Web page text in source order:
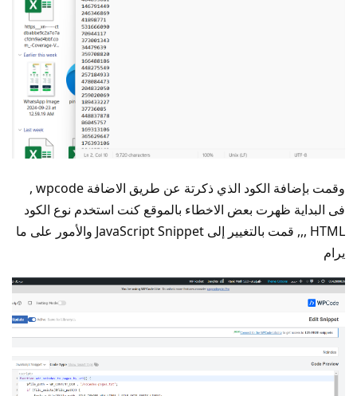
وقمت بإضافة الكود الذي ذكرتة عن طريق الاضافة wpcode ,
فى البداية ظهرت بعض الاخطاء بالموقع كنت استخدم نوع الكود
HTML ,,, قمت بالتغيير إلى JavaScript Snippet والأمور على ما
يرام